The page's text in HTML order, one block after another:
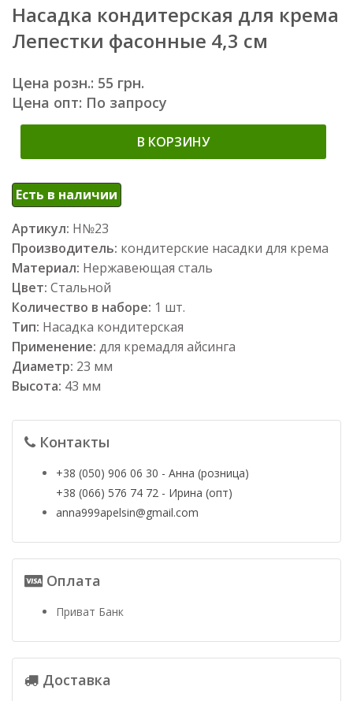
Насадка кондитерская для крема
Лепестки фасонные 4,3 см
Цена розн.: 55 грн.
Цена опт: По запросу
В КОРЗИНУ
Есть в наличии
Артикул: Н№23
Производитель: кондитерские насадки для крема
Материал: Нержавеющая сталь
Цвет: Стальной
Количество в наборе: 1 шт.
Тип: Насадка кондитерская
Применение: для кремадля айсинга
Диаметр: 23 мм
Высота: 43 мм
Контакты
+38 (050) 906 06 30 - Анна (розница)
+38 (066) 576 74 72 - Ирина (опт)
anna999apelsin@gmail.com
Оплата
Приват Банк
Доставка